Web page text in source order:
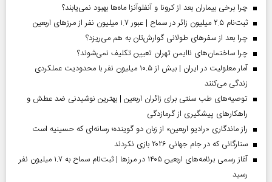
چرا برخی بیماران بعد از کرونا و آنفلوآنزا ماه‌ها بهبود نمی‌یابند؟
ثبت‌نام ۲.۵ میلیون زائر در سماح | عبور ۱.۷ میلیون نفر از مرز‌های اربعین
چرا بعد از سفرهای طولانی گوارش‌تان به هم می‌ریزد؟
چرا ساختمان‌های ناایمن تهران تعیین تکلیف نمی‌شوند؟
آمار معلولیت در ایران | بیش از ۱۰.۵ میلیون نفر با محدودیت عملکردی
زندگی می‌کنند
توصیه‌های طب سنتی برای زائران اربعین | بهترین نوشیدنی ضد عطش و
راهکارهای پیشگیری از گرمازدگی
راز ماندگاری «رادیو اربعین» از زبان دو گوینده؛ رسانه‌ای که حسینیه است
ستارگانی که در جام جهانی ۲۰۲۶ بازی نکردند
آغاز رسمی برنامه‌های اربعین ۱۴۰۵ در مرز‌ها | ثبت‌نام سماح به ۱.۷ میلیون نفر
رسید